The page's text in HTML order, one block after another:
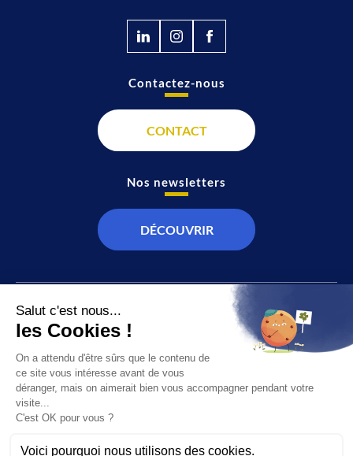
JT
ÉCONOMIE
CULTURE & LOISIRS
SPORT
À propos de nous
Recevoir la chaîne
Contactez-nous
CONTACT
Nos newsletters
DÉCOUVRIR